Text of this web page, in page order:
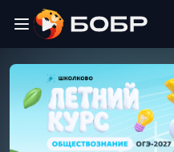
ЩЕЛЧОК
2026
Полезные
материалы